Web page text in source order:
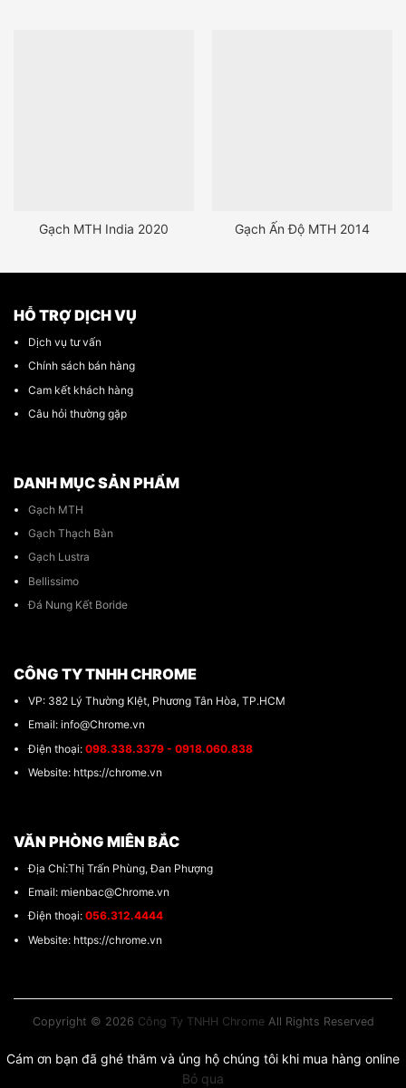
Gạch MTH India 2020 Gạch Ấn Độ MTH 2014
HỖ TRỢ DỊCH VỤ
Dịch vụ tư vấn
Chính sách bán hàng
Cam kết khách hàng
Câu hỏi thường gặp
DANH MỤC SẢN PHẨM
Gạch MTH
Gạch Thạch Bàn
Gạch Lustra
Bellissimo
Đá Nung Kết Boride
CÔNG TY TNHH CHROME
VP: 382 Lý Thường KIệt, Phương Tân Hòa, TP.HCM
Email: info@Chrome.vn
Điện thoại: 098.338.3379 - 0918.060.838
Website: https://chrome.vn
VĂN PHÒNG MIÊN BẮC
Địa Chỉ:Thị Trấn Phùng, Đan Phượng
Email: mienbac@Chrome.vn
Điện thoại: 056.312.4444
Website: https://chrome.vn
Copyright © 2026 Công Ty TNHH ChromeAll Rights Reserved
Cám ơn bạn đã ghé thăm và ủng hộ chúng tôi khi mua hàng online
Bỏ qua